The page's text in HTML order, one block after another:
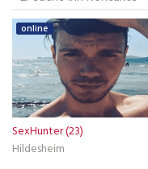
online
SexHunter (23)
Hildesheim